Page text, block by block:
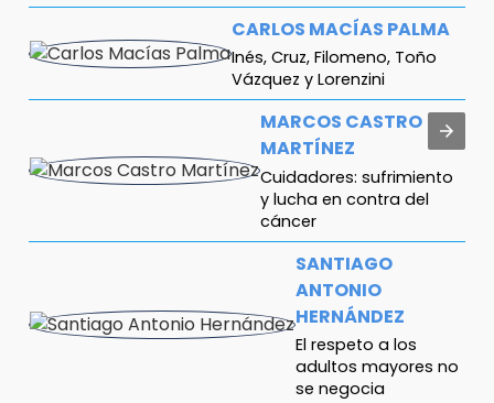
CARLOS MACÍAS PALMA
Inés, Cruz, Filomeno, Toño
Vázquez y Lorenzini
MARCOS CASTRO
MARTÍNEZ
Cuidadores: sufrimiento
y lucha en contra del
cáncer
SANTIAGO
ANTONIO
HERNÁNDEZ
El respeto a los
adultos mayores no
se negocia